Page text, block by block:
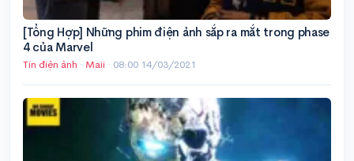
[Tổng Hợp] Những phim điện ảnh sắp ra mắt trong phase
4 của Marvel
Tin điện ảnh · Maii · 08:00 14/03/2021